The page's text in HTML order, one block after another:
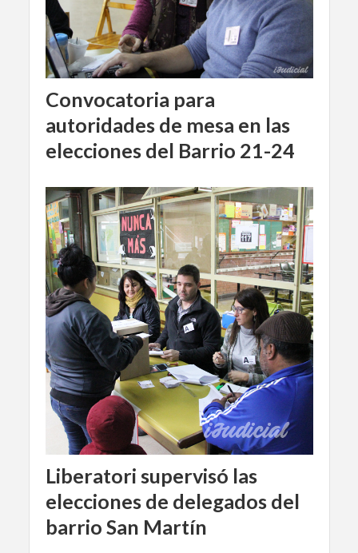
Convocatoria para
autoridades de mesa en las
elecciones del Barrio 21-24
Liberatori supervisó las
elecciones de delegados del
barrio San Martín